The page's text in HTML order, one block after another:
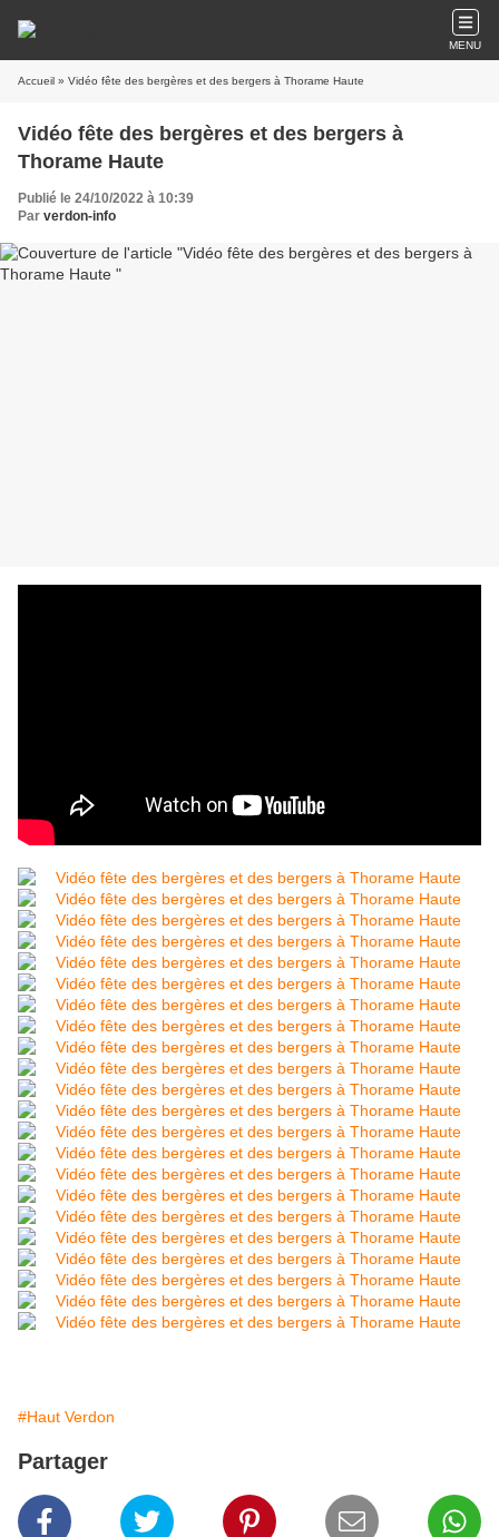
MENU
Accueil » Vidéo fête des bergères et des bergers à Thorame Haute
Vidéo fête des bergères et des bergers à
Thorame Haute
Publié le 24/10/2022 à 10:39
Par verdon-info
#Haut Verdon
Partager